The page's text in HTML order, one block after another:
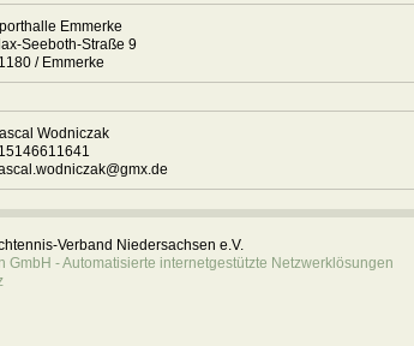
Emmerke
Seeboth-Straße 9
31180 / Emmerke
Wodniczak
Verband Niedersachsen e.V.
GmbH - Automatisierte internetgestützte Netzwerklösungen